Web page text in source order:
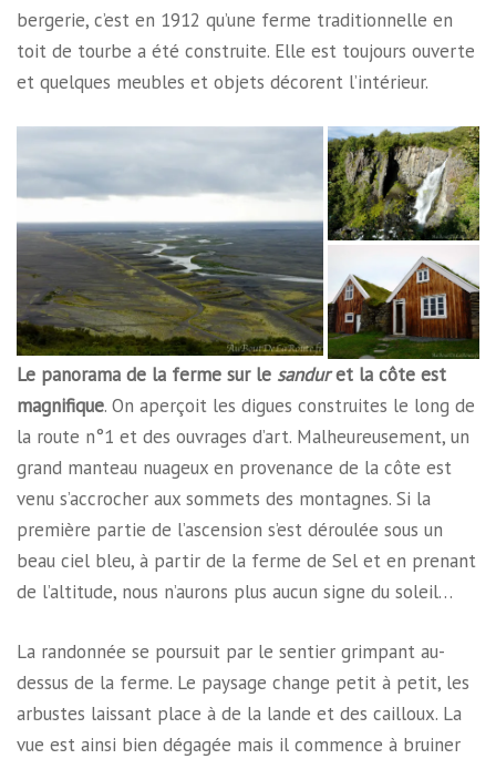
bergerie, c’est en 1912 qu’une ferme traditionnelle en
toit de tourbe a été construite. Elle est toujours ouverte
et quelques meubles et objets décorent l’intérieur.
Le panorama de la ferme sur le sanduret la côte est
magnifique. On aperçoit les digues construites le long de
la route n°1 et des ouvrages d’art. Malheureusement, un
grand manteau nuageux en provenance de la côte est
venu s’accrocher aux sommets des montagnes. Si la
première partie de l’ascension s’est déroulée sous un
beau ciel bleu, à partir de la ferme de Sel et en prenant
de l’altitude, nous n’aurons plus aucun signe du soleil…
La randonnée se poursuit par le sentier grimpant au-
dessus de la ferme. Le paysage change petit à petit, les
arbustes laissant place à de la lande et des cailloux. La
vue est ainsi bien dégagée mais il commence à bruiner